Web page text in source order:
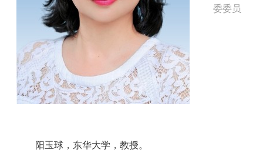
委委员
阳玉球 ，东华大学，教授。